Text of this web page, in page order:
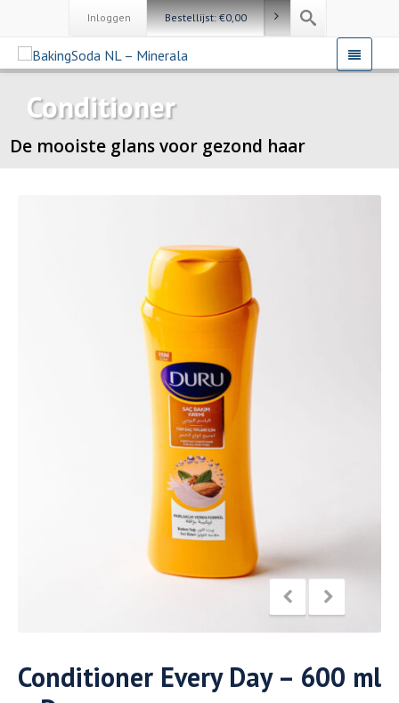
Inloggen Bestellijst:€0,00
Conditioner
De mooiste glans voor gezond haar
Conditioner Every Day – 600 ml